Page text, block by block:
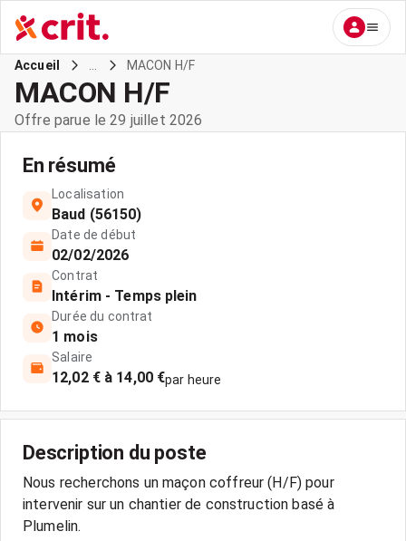
Accueil MACON H/F
MACON H/F
Offre parue le 29 juillet 2026
En résumé
Localisation
Baud (56150)
Date de début
02/02/2026
Contrat
Intérim - Temps plein
Durée du contrat
1 mois
Salaire
12,02 € à 14,00 €par heure
Description du poste
Nous recherchons un maçon coffreur (H/F) pour
intervenir sur un chantier de construction basé à
Plumelin.